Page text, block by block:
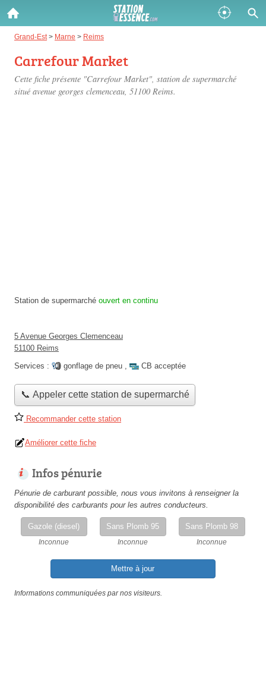
Grand-Est > Marne > Reims
Carrefour Market
Cette fiche présente "Carrefour Market", station de supermarché
situé avenue georges clemenceau, 51100 Reims.
Station de supermarché ouvert en continu
5 Avenue Georges Clemenceau
51100 Reims
Services :
gonflage de pneu , CB acceptée
📞 Appeler cette station de supermarché
Recommander cette station
Améliorer cette fiche
Infos pénurie
Pénurie de carburant possible, nous vous invitons à renseigner la
disponibilité des carburants pour les autres conducteurs.
Gazole (diesel)
Inconnue
Sans Plomb 95
Inconnue
Sans Plomb 98
Inconnue
Mettre à jour
Informations communiquées par nos visiteurs.
Gazole :
Disponible
SP 98 :